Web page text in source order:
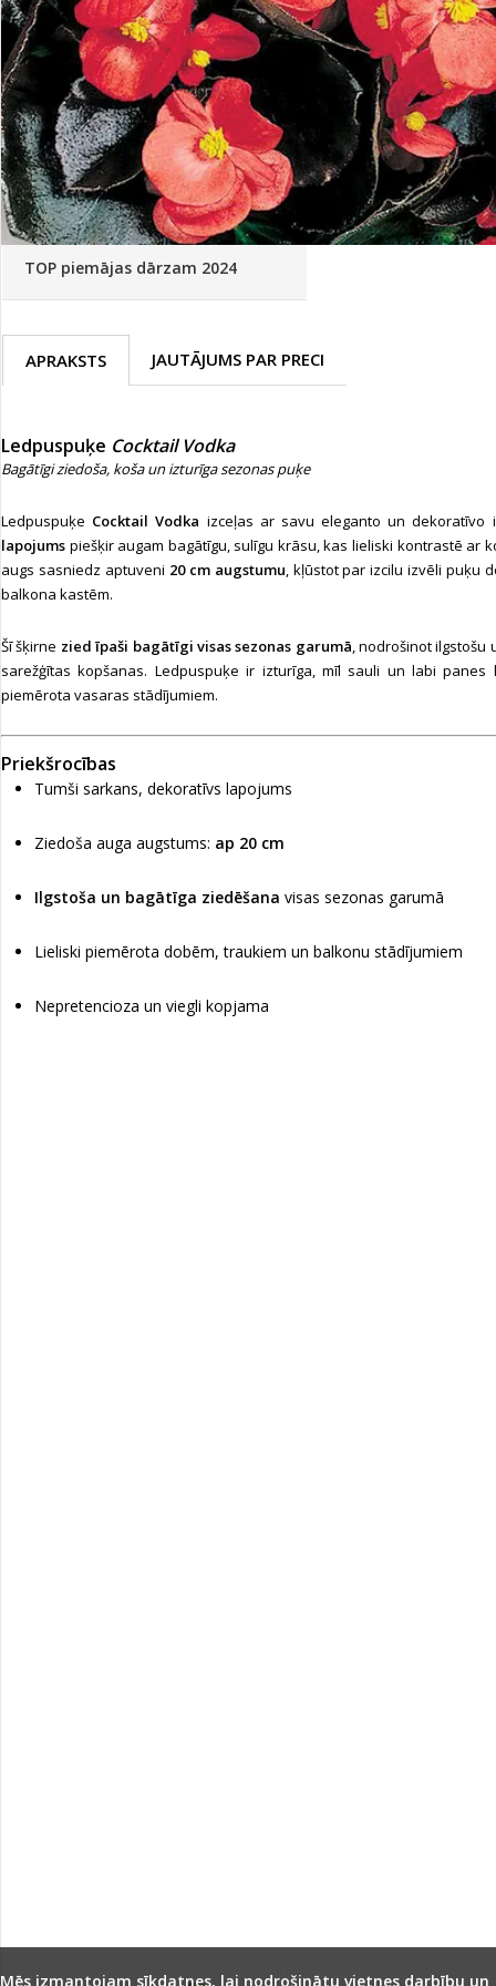
Palīglīdzekļi augu audzēšanai(72)
Klientu Diena
Novatec - izcils mēslošanai arī
sezonas otrajā pusē!
Piedāvājums ābeļdārziem
TOP piemājas dārzam 2024
APRAKSTS JAUTĀJUMS PAR PRECI
Ledpuspuķe Cocktail Vodka
Bagātīgi ziedoša, koša un izturīga sezonas puķe
Ledpuspuķe Cocktail Vodka izceļas ar savu eleganto un
lapojums piešķir augam bagātīgu, sulīgu krāsu, kas lieliski kontrastē ar
augs sasniedz aptuveni 20 cm augstumu, kļūstot par izcilu izvēli puķu
balkona kastēm.
Šī šķirne zied īpaši bagātīgi visas sezonas garumā, nodrošinot
sarežģītas kopšanas. Ledpuspuķe ir izturīga, mīl sauli un labi
piemērota vasaras stādījumiem.
Priekšrocības
Tumši sarkans, dekoratīvs lapojums
Ziedoša auga augstums: ap 20 cm
Ilgstoša un bagātīga ziedēšana visas sezonas garumā
Lieliski piemērota dobēm, traukiem un balkonu stādījumiem
Nepretencioza un viegli kopjama
Mēs izmantojam sīkdatnes, lai nodrošinātu vietnes darbību un